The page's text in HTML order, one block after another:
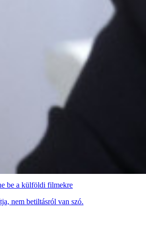
be a külföldi filmekre
nem betiltásról van szó.